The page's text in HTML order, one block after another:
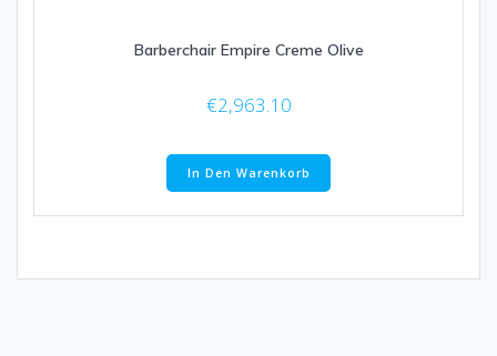
Barberchair Empire Creme Olive
€2,963.10
In Den Warenkorb